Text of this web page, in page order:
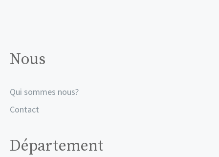
Nous
Qui sommes nous?
Contact
Département